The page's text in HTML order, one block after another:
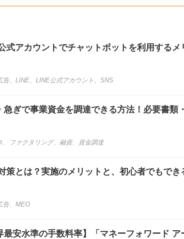
式アカウントでチャットボットを利用するメ
告、 LINE、 LINE公式アカウント 、 SNS
急ぎで事業資金を調達できる方法！必要書類
、 ファクタリング、 融資、 資金調達
策とは？実施のメリットと、初心者でもでき
告、 MEO
最安水準の手数料率】「マネーフォワード